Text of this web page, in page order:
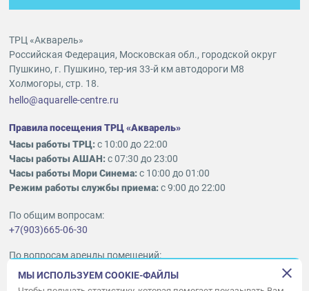
ТРЦ «Акварель»
Российская Федерация, Московская обл., городской округ
Пушкино, г. Пушкино, тер-ия 33-й км автодороги М8
Холмогоры, стр. 18.
hello@aquarelle-centre.ru
Правила посещения ТРЦ «Акварель»
Часы работы ТРЦ:с 10:00 до 22:00
Часы работы АШАН:с 07:30 до 23:00
Часы работы Мори Синема:с 10:00 до 01:00
Режим работы службы приема:с 9:00 до 22:00
По общим вопросам:
+7(903)665-06-30
По вопросам аренды помещений:
ukleykina@nhood.com
+7(903)665-98-78
МЫ ИСПОЛЬЗУЕМ COOKIE-ФАЙЛЫ